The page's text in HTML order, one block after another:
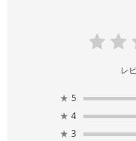
レ
★ 5
★ 4
★ 3